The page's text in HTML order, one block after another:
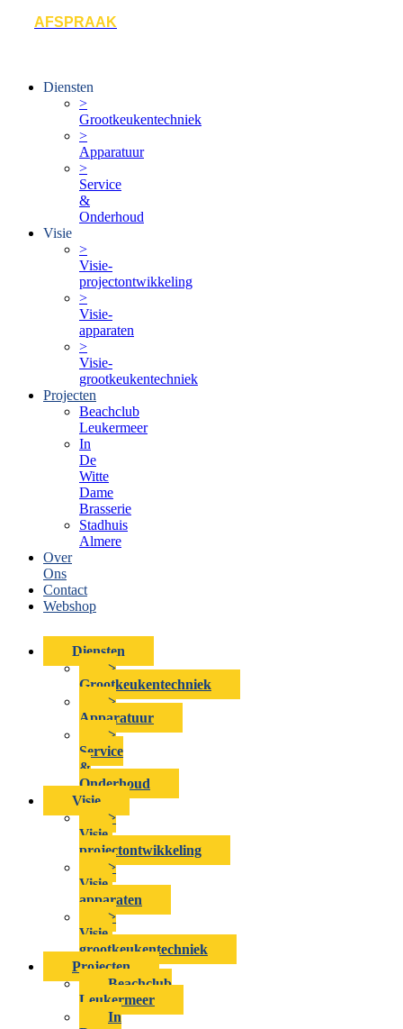
AFSPRAAK
Diensten
>
Grootkeukentechniek
>
Apparatuur
>
Service
&
Onderhoud
Visie
>
Visie-
projectontwikkeling
>
Visie-
apparaten
>
Visie-
grootkeukentechniek
Projecten
Beachclub
Leukermeer
In
De
Witte
Dame
Brasserie
Stadhuis
Almere
Over
Ons
Contact
Webshop
Diensten
>
Grootkeukentechniek
>
Apparatuur
>
Service
&
Onderhoud
Visie
>
Visie-
projectontwikkeling
>
Visie-
apparaten
>
Visie-
grootkeukentechniek
Projecten
Beachclub
Leukermeer
In